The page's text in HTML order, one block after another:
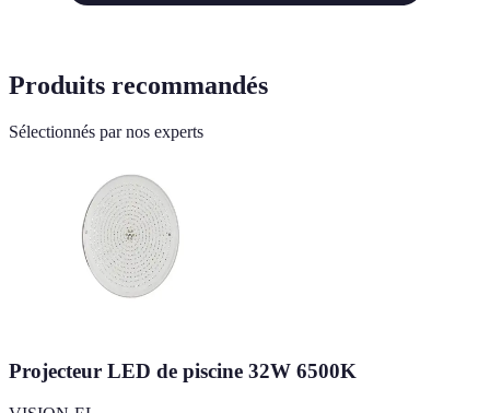
Produits recommandés
Sélectionnés par nos experts
Projecteur LED de piscine 32W 6500K